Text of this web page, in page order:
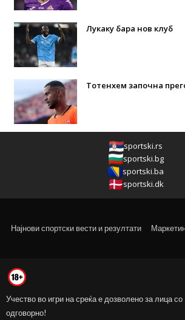
Лукаку бара нов клуб
Тотенхем започна
sportski.rs
sportski.bg
sportski.ba
sportski.dk
Најнови спортски вести и резултати
Учество во игри на среќа е дозволено за лица со
одговорно!